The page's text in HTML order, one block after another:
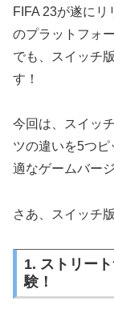
FIFA 23が遂に
のプラットフォ
でも、スイッチ
す！
今回は、スイッ
ツの違いを5つ
適なゲームバー
さあ、スイッチ
1. ストリー
験！